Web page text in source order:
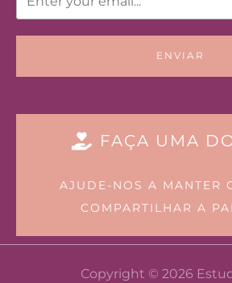
ENVIAR
FAÇA UMA
AJUDE-NOS A MANTER
COMPARTILHAR A
Copyright © 2026